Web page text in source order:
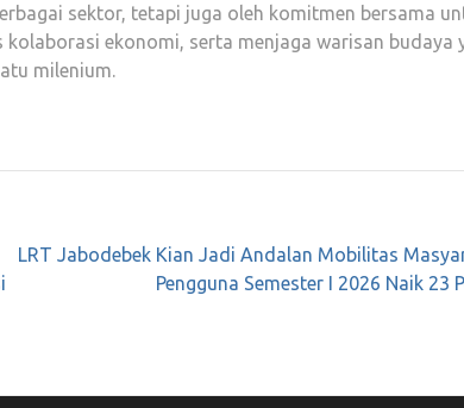
sektor, tetapi juga oleh komitmen bersama
ekonomi, serta menjaga warisan budaya
milenium.
LRT Jabodebek Kian Jadi Andalan Mobilitas
Pengguna Semester I 2026 Naik 23